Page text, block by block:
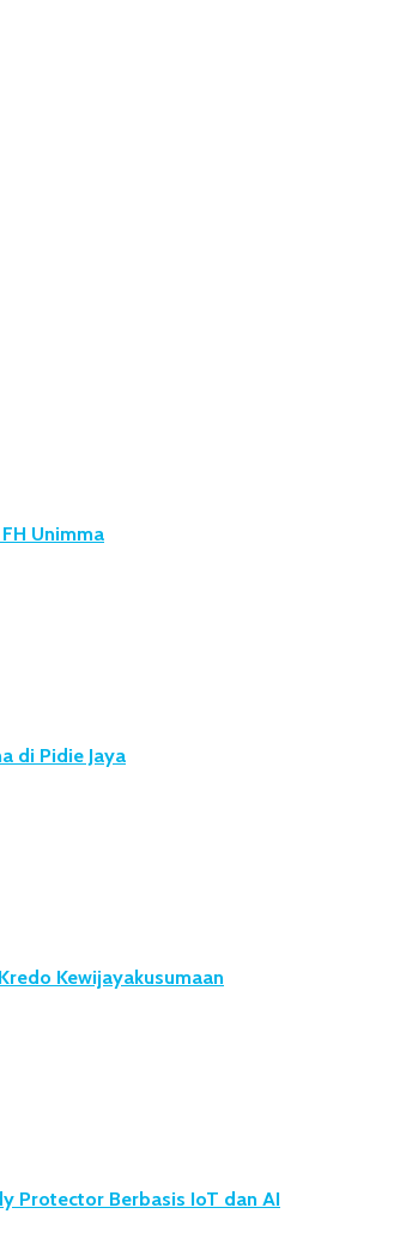
Unimma
di Pidie Jaya
Kewijayakusumaan
Protector Berbasis IoT dan AI